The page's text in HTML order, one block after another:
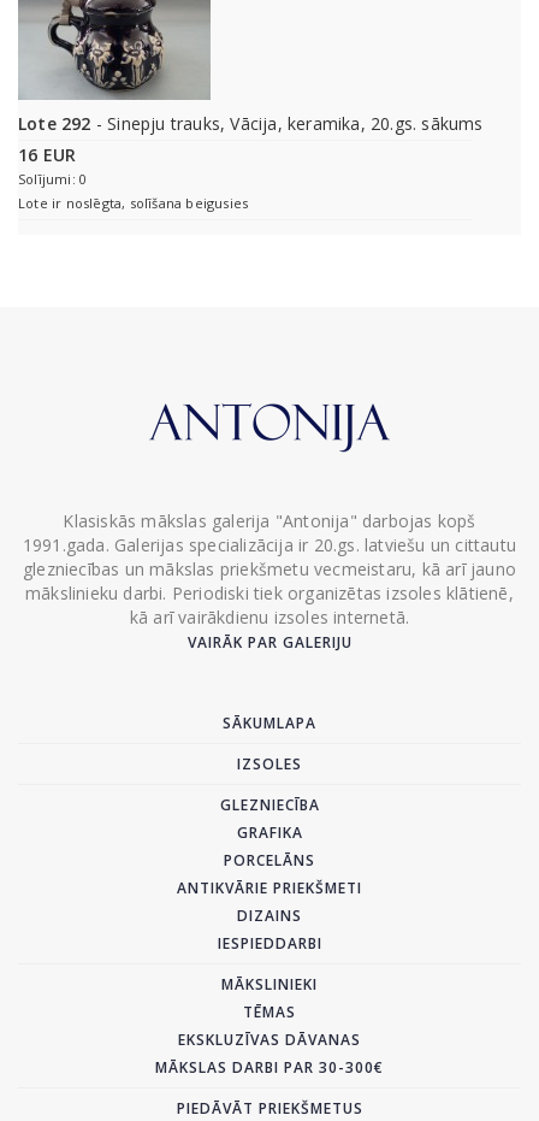
Lote 292 - Sinepju trauks, Vācija, keramika, 20.gs. sākums
16 EUR
Solījumi: 0
Lote ir noslēgta, solīšana beigusies
Klasiskās mākslas galerija "Antonija" darbojas kopš
1991.gada. Galerijas specializācija ir 20.gs. latviešu un cittautu
glezniecības un mākslas priekšmetu vecmeistaru, kā arī jauno
mākslinieku darbi. Periodiski tiek organizētas izsoles klātienē,
kā arī vairākdienu izsoles internetā.
VAIRĀK PAR GALERIJU
SĀKUMLAPA
IZSOLES
GLEZNIECĪBA
GRAFIKA
PORCELĀNS
ANTIKVĀRIE PRIEKŠMETI
DIZAINS
IESPIEDDARBI
MĀKSLINIEKI
TĒMAS
EKSKLUZĪVAS DĀVANAS
MĀKSLAS DARBI PAR 30-300€
PIEDĀVĀT PRIEKŠMETUS